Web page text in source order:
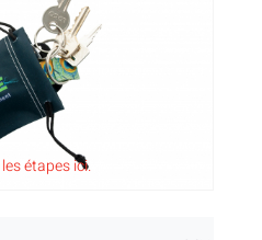
les étapes ici.